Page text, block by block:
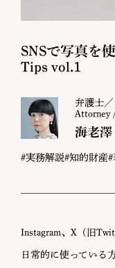
SNSで写真を
Tips vol.1
弁護士
Attorney
海老澤
#実務解説#知的財産#
Instagram、X（旧
日常的に使っている